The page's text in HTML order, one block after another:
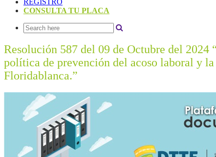
REGISTRO
CONSULTA TU PLACA
Resolución 587 del 09 de Octubre del 2024
política de prevención del acoso laboral y
Floridablanca.”